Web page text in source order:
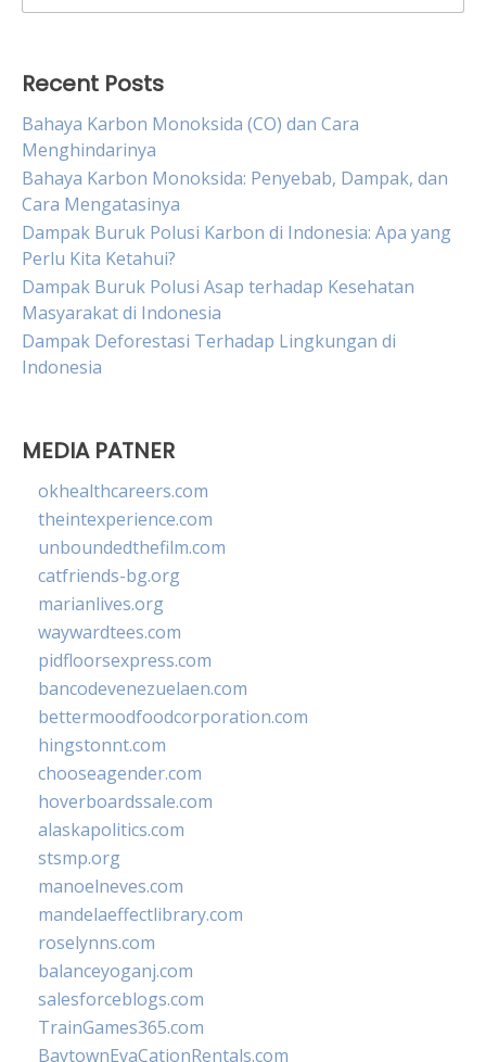
for:
Recent Posts
Bahaya Karbon Monoksida (CO) dan Cara
Menghindarinya
Bahaya Karbon Monoksida: Penyebab, Dampak, dan
Cara Mengatasinya
Dampak Buruk Polusi Karbon di Indonesia: Apa yang
Perlu Kita Ketahui?
Dampak Buruk Polusi Asap terhadap Kesehatan
Masyarakat di Indonesia
Dampak Deforestasi Terhadap Lingkungan di
Indonesia
MEDIA PATNER
okhealthcareers.com
theintexperience.com
unboundedthefilm.com
catfriends-bg.org
marianlives.org
waywardtees.com
pidfloorsexpress.com
bancodevenezuelaen.com
bettermoodfoodcorporation.com
hingstonnt.com
chooseagender.com
hoverboardssale.com
alaskapolitics.com
stsmp.org
manoelneves.com
mandelaeffectlibrary.com
roselynns.com
balanceyoganj.com
salesforceblogs.com
TrainGames365.com
BaytownEvaCationRentals.com